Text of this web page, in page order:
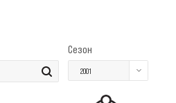
Сезон
2001